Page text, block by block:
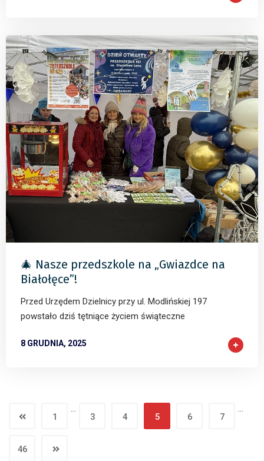
🎄 Nasze przedszkole na „Gwiazdce na
Białołęce”!
Przed Urzędem Dzielnicy przy ul. Modlińskiej 197
powstało dziś tętniące życiem świąteczne
8 GRUDNIA, 2025
1 3 4 5 6 7
46